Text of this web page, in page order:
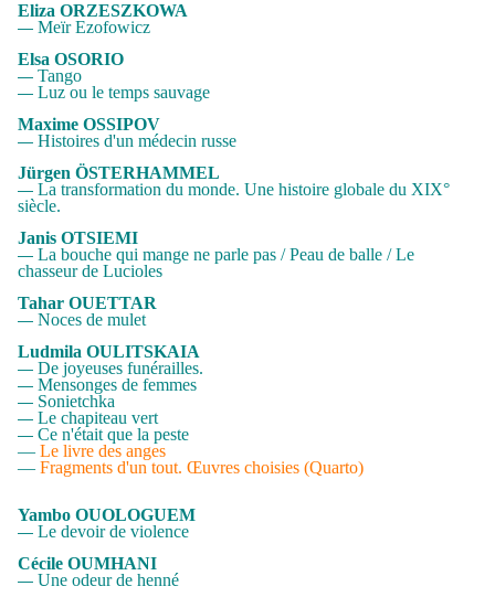
Eliza ORZESZKOWA
— Meïr Ezofowicz
Elsa OSORIO
— Tango
— Luz ou le temps sauvage
Maxime OSSIPOV
— Histoires d'un médecin russe
Jürgen ÖSTERHAMMEL
— La transformation du monde. Une histoire globale du XIX°
siècle.
Janis OTSIEMI
— La bouche qui mange ne parle pas / Peau de balle / Le
chasseur de Lucioles
Tahar OUETTAR
— Noces de mulet
Ludmila OULITSKAIA
— De joyeuses funérailles.
— Mensonges de femmes
— Sonietchka
— Le chapiteau vert
— Ce n'était que la peste
— Le livre des anges
— Fragments d'un tout. Œuvres choisies (Quarto)
Yambo OUOLOGUEM
— Le devoir de violence
Cécile OUMHANI
— Une odeur de henné